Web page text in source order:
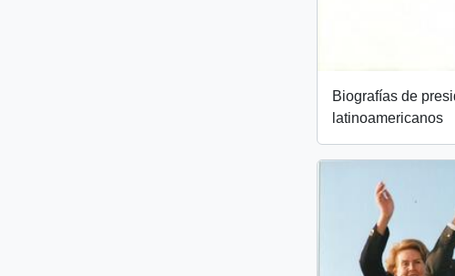
Biografías de
latinoamericanos